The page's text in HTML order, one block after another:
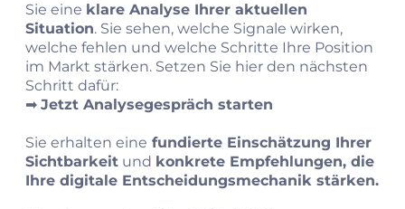
Sie eine klare Analyse Ihrer aktuellen
Situation. Sie sehen, welche Signale wirken,
welche fehlen und welche Schritte Ihre Position
im Markt stärken. Setzen Sie hier den nächsten
Schritt dafür:
➡︎ Jetzt Analysegespräch starten
Sie erhalten eine fundierte Einschätzung Ihrer
Sichtbarkeit und konkrete Empfehlungen, die
Ihre digitale Entscheidungsmechanik stärken.